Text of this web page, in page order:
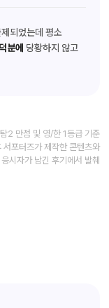
되었는데 평소
분에 당황하지 않고
2 만점 및 영/한 1등급 기준
포터즈가 제작한 콘텐츠와
시자가 남긴 후기에서 발췌